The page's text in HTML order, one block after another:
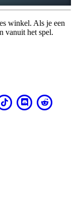
winkel. Als je een
vanuit het spel.